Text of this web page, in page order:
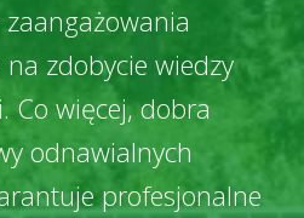
zdobycie wiedzy
Co więcej, dobra
odnawialnych
profesjonalne